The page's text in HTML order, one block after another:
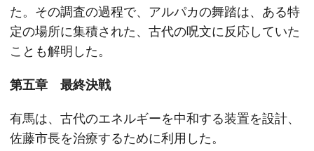
た。その調査の過程で、アルパカの舞踏は、ある特
定の場所に集積された、古代の呪文に反応していた
ことも解明した。
第五章 最終決戦
有馬は、古代のエネルギーを中和する装置を設計、
佐藤市長を治療するために利用した。